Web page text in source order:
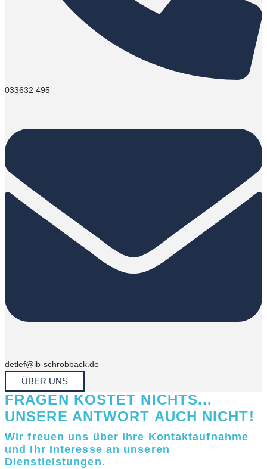
033632 495
detlef@ib-schrobback.de
ÜBER UNS
FRAGEN KOSTET NICHTS...
UNSERE ANTWORT AUCH NICHT!
Wir freuen uns über Ihre Kontaktaufnahme
und Ihr Interesse an unseren
Dienstleistungen.